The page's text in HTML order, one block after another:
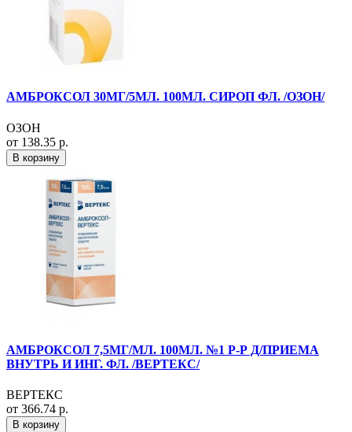
АМБРОКСОЛ 30МГ/5МЛ. 100МЛ. СИРОП ФЛ. /ОЗОН/
ОЗОН
от 138.35 р.
В корзину
АМБРОКСОЛ 7,5МГ/МЛ. 100МЛ. №1 Р-Р Д/ПРИЕМА
ВНУТРЬ И ИНГ. ФЛ. /ВЕРТЕКС/
ВЕРТЕКС
от 366.74 р.
В корзину